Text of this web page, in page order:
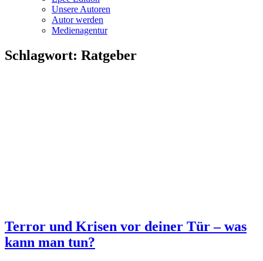
Unsere Autoren
Autor werden
Medienagentur
Schlagwort: Ratgeber
Terror und Krisen vor deiner Tür – was
kann man tun?